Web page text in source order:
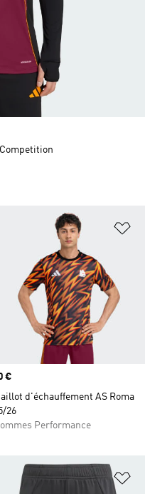
à la Liste de produits
€
d'échauffement AS Roma
26
Performance
à la Liste de produits